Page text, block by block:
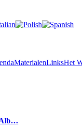
MaterialenLinksHet
Alb…